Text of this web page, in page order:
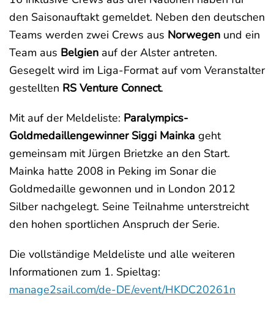
den Saisonauftakt gemeldet. Neben den deutschen
Teams werden zwei Crews aus Norwegen und ein
Team aus Belgien auf der Alster antreten.
Gesegelt wird im Liga-Format auf vom Veranstalter
gestellten RS Venture Connect.
Mit auf der Meldeliste: Paralympics-
Goldmedaillengewinner Siggi Mainka geht
gemeinsam mit Jürgen Brietzke an den Start.
Mainka hatte 2008 in Peking im Sonar die
Goldmedaille gewonnen und in London 2012
Silber nachgelegt. Seine Teilnahme unterstreicht
den hohen sportlichen Anspruch der Serie.
Die vollständige Meldeliste und alle weiteren
Informationen zum 1. Spieltag:
manage2sail.com/de-DE/event/HKDC20261n